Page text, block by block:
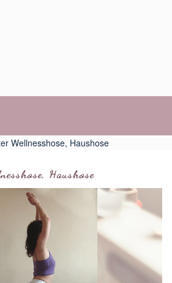
Wellnesshose, Haushose
Haushose